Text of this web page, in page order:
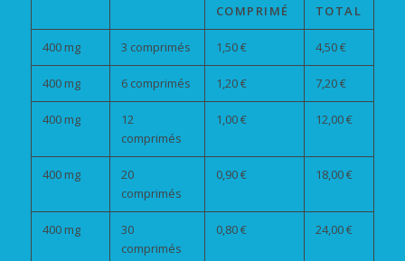
COMPRIMÉ TOTAL
400 mg 3 comprimés 1,50 € 4,50 €
400 mg 6 comprimés 1,20 € 7,20 €
400 mg
12
comprimés
1,00 € 12,00 €
400 mg
20
comprimés
0,90 € 18,00 €
400 mg
30
comprimés
0,80 € 24,00 €